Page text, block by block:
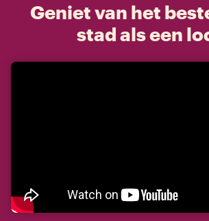
Geniet van het
stad als een